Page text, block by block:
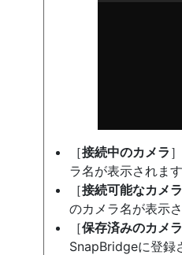
［接続中のカメラ
ラ名が表示されます
［接続可能なカメラ
のカメラ名が表示さ
［保存済みのカメラ
SnapBridgeに登録